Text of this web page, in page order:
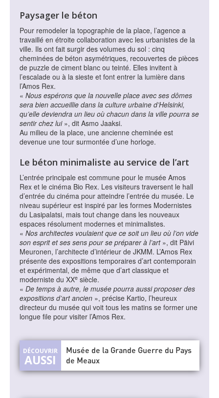
Paysager le béton
Pour remodeler la topographie de la place, l’agence a
travaillé en étroite collaboration avec les urbanistes de la
ville. Ils ont fait surgir des volumes du sol : cinq
cheminées de béton asymétriques, recouvertes de pièces
de puzzle de ciment blanc ou teinté. Elles invitent à
l’escalade ou à la sieste et font entrer la lumière dans
l’Amos Rex.
« Nous espérons que la nouvelle place avec ses dômes
sera bien accueillie dans la culture urbaine d’Helsinki,
qu’elle deviendra un lieu où chacun dans la ville pourra se
sentir chez lui», dit Asmo Jaaksi.
Au milieu de la place, une ancienne cheminée est
devenue une tour surmontée d’une horloge.
Le béton minimaliste au service de l’art
L’entrée principale est commune pour le musée Amos
Rex et le cinéma Bio Rex. Les visiteurs traversent le hall
d’entrée du cinéma pour atteindre l’entrée du musée. Le
niveau supérieur est inspiré par les formes Modernistes
du Lasipalatsi, mais tout change dans les nouveaux
espaces résolument modernes et minimalistes.
« Nos architectes voulaient que ce soit un lieu où l’on vide
son esprit et ses sens pour se préparer à l’art», dit Päivi
Meuronen, l’architecte d’intérieur de JKMM. L’Amos Rex
présente des expositions temporaires d’art contemporain
et expérimental, de même que d’art classique et
moderniste du XXe siècle.
« De temps à autre, le musée pourra aussi proposer des
expositions d’art ancien », précise Kartio, l’heureux
directeur du musée qui voit tous les matins se former une
longue file pour visiter l’Amos Rex.
Musée de la Grande Guerre du Pays
de Meaux